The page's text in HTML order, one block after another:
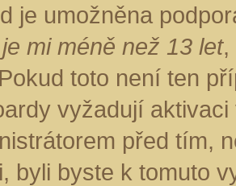
je umožněna
mi méně než 13 let,
toto není ten
vyžadují
před tím,
byli byste k tomuto